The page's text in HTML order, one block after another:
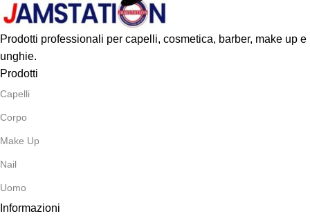
Prodotti professionali per capelli, cosmetica, barber, make up e
unghie.
Prodotti
Capelli
Corpo
Make Up
Nail
Uomo
Informazioni